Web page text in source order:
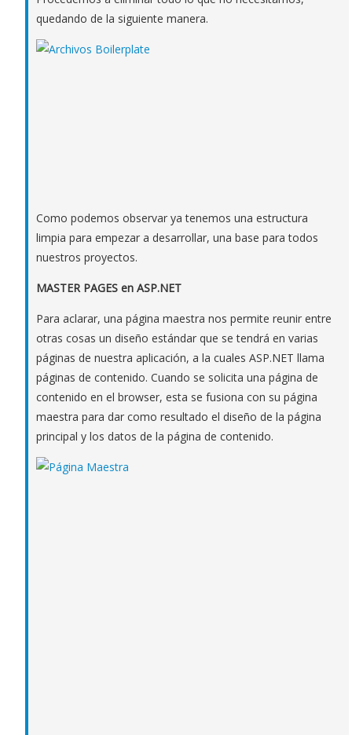
quedando de la siguiente manera.
Como podemos observar ya tenemos una estructura
limpia para empezar a desarrollar, una base para todos
nuestros proyectos.
MASTER PAGES en ASP.NET
Para aclarar, una página maestra nos permite reunir entre
otras cosas un diseño estándar que se tendrá en varias
páginas de nuestra aplicación, a la cuales ASP.NET llama
páginas de contenido. Cuando se solicita una página de
contenido en el browser, esta se fusiona con su página
maestra para dar como resultado el diseño de la página
principal y los datos de la página de contenido.